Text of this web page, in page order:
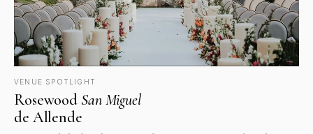
VENUE SPOTLIGHT
Rosewood San Miguel
de Allende